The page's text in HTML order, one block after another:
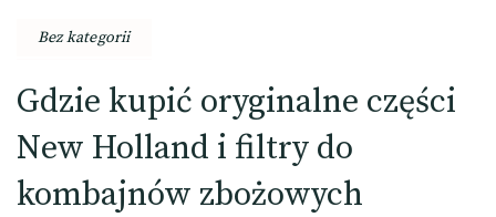
Bez kategorii
Gdzie kupić oryginalne części
New Holland i filtry do
kombajnów zbożowych